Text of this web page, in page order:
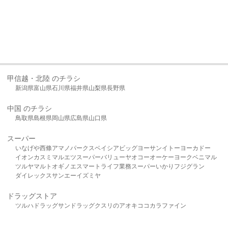
甲信越・北陸 のチラシ
新潟県富山県石川県福井県山梨県長野県
中国 のチラシ
鳥取県島根県岡山県広島県山口県
スーパー
いなげや西條アマノパークスベイシア ビッグヨーサンイトーヨーカドー
イオンカスミ マルエツスーパーバリューヤオコーオーケー ヨークベニマル
ツルヤマルト オギノ エスマート ライフ業務スーパーいかり フジグラン
ダイレックスサンエーイズミヤ
ドラッグストア
ツルハドラッグサンドラッグクスリのアオキ ココカラファイン